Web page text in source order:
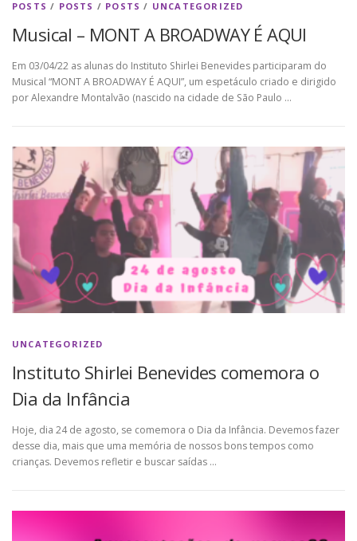
POSTS / POSTS / POSTS / UNCATEGORIZED
Musical – MONT A BROADWAY É AQUI
Em 03/04/22 as alunas do Instituto Shirlei Benevides participaram do
Musical “MONT A BROADWAY É AQUI”, um espetáculo criado e dirigido
por Alexandre Montalvão (nascido na cidade de São Paulo …
UNCATEGORIZED
Instituto Shirlei Benevides comemora o
Dia da Infância
Hoje, dia 24 de agosto, se comemora o Dia da Infância. Devemos fazer
desse dia, mais que uma memória de nossos bons tempos como
crianças. Devemos refletir e buscar saídas …